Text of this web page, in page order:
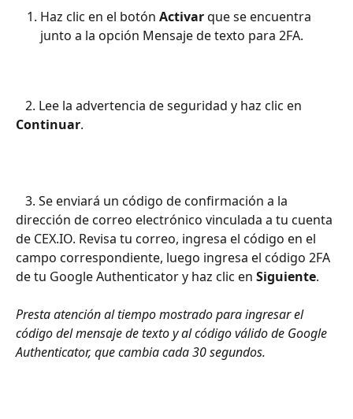
Haz clic en el botón Activar que se encuentra
junto a la opción Mensaje de texto para 2FA.
   2. Lee la advertencia de seguridad y haz clic en
Continuar.
dirección de correo electrónico vinculada a tu cuenta
de CEX.IO. Revisa tu correo, ingresa el código en el
campo correspondiente, luego ingresa el código 2FA
de tu Google Authenticator y haz clic en Siguiente.
Presta atención al tiempo mostrado para ingresar el
código del mensaje de texto y al código válido de Google
Authenticator, que cambia cada 30 segundos.